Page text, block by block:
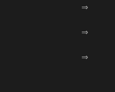
⇒
⇒
⇒